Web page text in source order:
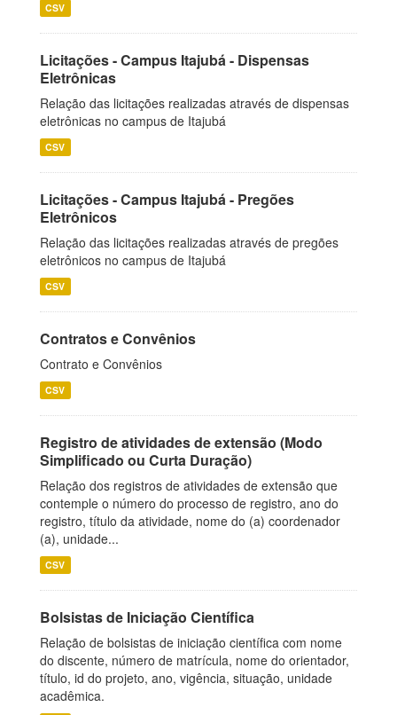
CSV
Licitações - Campus Itajubá - Dispensas
Eletrônicas
Relação das licitações realizadas através de dispensas
eletrônicas no campus de Itajubá
CSV
Licitações - Campus Itajubá - Pregões
Eletrônicos
Relação das licitações realizadas através de pregões
eletrônicos no campus de Itajubá
CSV
Contratos e Convênios
Contrato e Convênios
CSV
Registro de atividades de extensão (Modo
Simplificado ou Curta Duração)
Relação dos registros de atividades de extensão que
contemple o número do processo de registro, ano do
registro, título da atividade, nome do (a) coordenador
(a), unidade...
CSV
Bolsistas de Iniciação Científica
Relação de bolsistas de iniciação científica com nome
do discente, número de matrícula, nome do orientador,
título, id do projeto, ano, vigência, situação, unidade
acadêmica.